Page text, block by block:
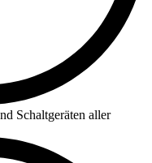
Schaltgeräten aller